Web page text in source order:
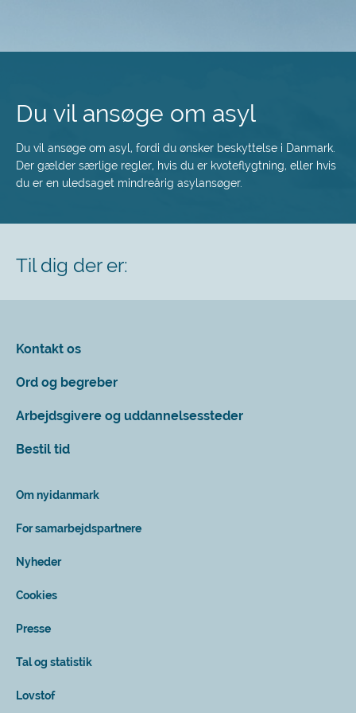
Du vil ansøge om asyl
Du vil ansøge om asyl, fordi du ønsker beskyttelse i Danmark.
Der gælder særlige regler, hvis du er kvoteflygtning, eller hvis
du er en uledsaget mindreårig asylansøger.
Til dig der er:
Kontakt os
Ord og begreber
Arbejdsgivere og uddannelsessteder
Bestil tid
Om nyidanmark
For samarbejdspartnere
Nyheder
Cookies
Presse
Tal og statistik
Lovstof